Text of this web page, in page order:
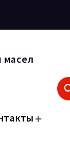
масел